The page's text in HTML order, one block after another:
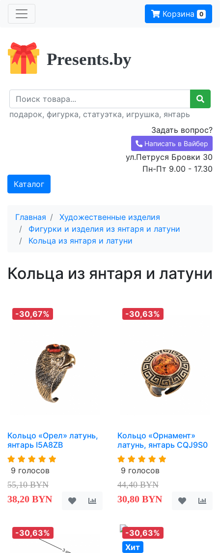
Корзина 0
Presents.by
подарок, фигурка, статуэтка, игрушка, янтарь
Задать вопрос?
Написать в Вайбер
ул.Петруся Бровки 30
Пн-Пт 9.00 - 17.30
Каталог
Главная
Художественные изделия
Фигурки и изделия из янтаря и латуни
Кольца из янтаря и латуни
Кольца из янтаря и латуни
-30,67%
Кольцо «Орел» латунь,
янтарь I5A8ZB
9 голосов
55,10 BYN
38,20 BYN
-30,63%
Кольцо «Орнамент»
латунь, янтарь CQJ9S0
9 голосов
44,40 BYN
30,80 BYN
-30,63%
-30,63%
Хит